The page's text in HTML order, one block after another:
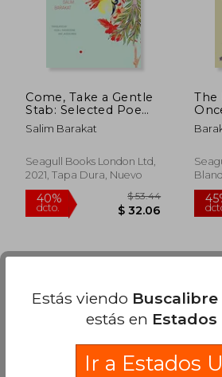
Come, Take a Gentle
Stab: Selected Poems
(Arab List) (en Inglés)
Salim Barakat
Seagull Books London Ltd,
2021, Tapa Dura, Nuevo
The
Estás viendo
estás en
Ir a Estados